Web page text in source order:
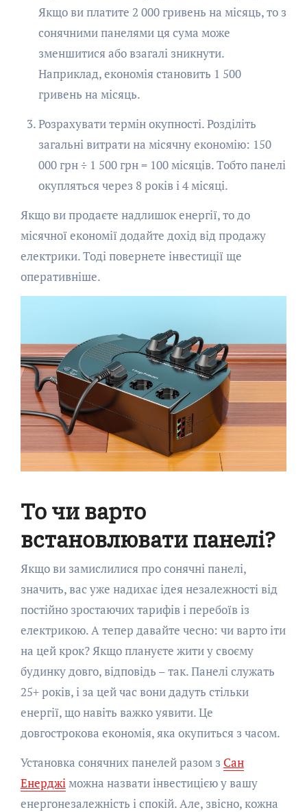
Якщо ви платите 2 000 гривень на місяць, то з
сонячними панелями ця сума може
зменшитися або взагалі зникнути.
Наприклад, економія становить 1 500
гривень на місяць.
Розрахувати термін окупності. Розділіть
загальні витрати на місячну економію: 150
000 грн ÷ 1 500 грн = 100 місяців. Тобто панелі
окупляться через 8 років і 4 місяці.
Якщо ви продаєте надлишок енергії, то до
місячної економії додайте дохід від продажу
електрики. Тоді повернете інвестиції ще
оперативніше.
То чи варто
встановлювати панелі?
Якщо ви замислилися про сонячні панелі,
значить, вас уже надихає ідея незалежності від
постійно зростаючих тарифів і перебоїв із
електрикою. А тепер давайте чесно: чи варто іти
на цей крок? Якщо плануєте жити у своєму
будинку довго, відповідь – так. Панелі служать
25+ років, і за цей час вони дадуть стільки
енергії, що навіть важко уявити. Це
довгострокова економія, яка окупиться з часом.
Установка сонячних панелей разом з Сан
Енерджіможна назвати інвестицією у вашу
енергонезалежність і спокій. Але, звісно, кожна